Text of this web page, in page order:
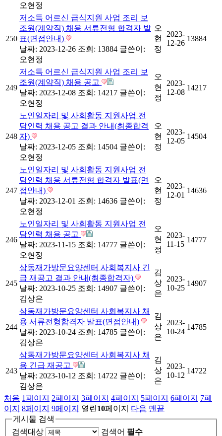
오현정
250
저소득 어르신 급식지원 사업 조리 보
조원(계약직) 채용 서류전형 합격자 발
표(면접안내)
날짜: 2023-12-26 조회: 13884 글쓴이:
오현정
오
현
정
2023-
12-26
13884
249
저소득 어르신 급식지원 사업 조리 보
조원(계약직) 채용 공고
날짜: 2023-12-08 조회: 14217 글쓴이:
오현정
오
현
정
2023-
12-08
14217
248
노인일자리 및 사회활동 지원사업 전
담인력 채용 공고 결과 안내(최종합격
자)
날짜: 2023-12-05 조회: 14504 글쓴이:
오현정
오
현
정
2023-
12-05
14504
247
노인일자리 및 사회활동 지원사업 전
담인력 채용 서류전형 합격자 발표(면
접안내)
날짜: 2023-12-01 조회: 14636 글쓴이:
오현정
오
현
정
2023-
12-01
14636
246
노인일자리 및 사회활동 지원사업 전
담인력 채용 공고
날짜: 2023-11-15 조회: 14777 글쓴이:
오현정
오
현
정
2023-
11-15
14777
245
삼동재가방문요양센터 사회복지사 긴
급 재공고 결과 안내(최종합격자)
날짜: 2023-10-25 조회: 14907 글쓴이:
김상은
김
상
은
2023-
10-25
14907
244
삼동재가방문요양센터 사회복지사 채
용 서류전형합격자 발표(면접안내)
날짜: 2023-10-24 조회: 14785 글쓴이:
김상은
김
상
은
2023-
10-24
14785
243
삼동재가방문요양센터 사회복지사 채
용 긴급 재공고
날짜: 2023-10-12 조회: 14722 글쓴이:
김상은
김
상
은
2023-
10-12
14722
처음 1페이지 2페이지 3페이지 4페이지 5페이지 6페이지 7페
이지 8페이지 9페이지 열린10페이지 다음 맨끝
게시물 검색
검색대상
검색어 필수